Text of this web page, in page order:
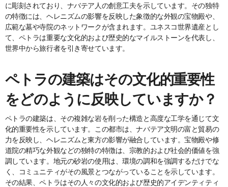
に彫刻されており、ナバテア人の創意工夫を示しています。その独特
の特徴には、ヘレニズムの影響を反映した象徴的な外観の宝物殿や、
広範な墓や寺院のネットワークが含まれます。ユネスコ世界遺産とし
て、ペトラは重要な文化的および歴史的なマイルストーンを代表し、
世界中から旅行者を引き寄せています。
ペトラの建築はその文化的重要性
をどのように反映していますか？
ペトラの建築は、その複雑な岩を削った構造と高度な工学を通じて文
化的重要性を示しています。この都市は、ナバテア文明の富と貿易の
力を反映し、ヘレニズムと東方の影響が融合しています。宝物殿や修
道院の精巧な外観などの独特の特徴は、宗教的および社会的価値を強
調しています。地元の砂岩の使用は、環境の調和を強調するだけでな
く、コミュニティがその風景とつながっていることを示しています。
その結果、ペトラはその人々の文化的および歴史的アイデンティティ